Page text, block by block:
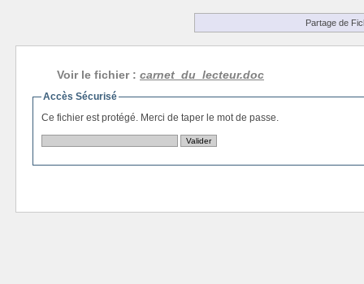
Partage de
Voir le fichier : carnet_du_lecteur.doc
Accès Sécurisé
Ce fichier est protégé. Merci de taper le mot de passe.